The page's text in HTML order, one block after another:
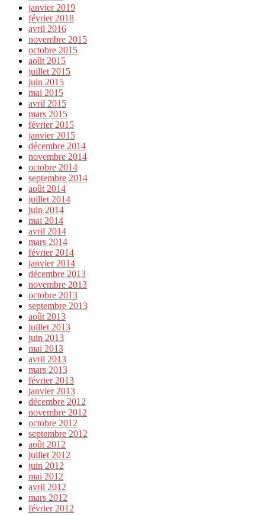
janvier 2019
février 2018
avril 2016
novembre 2015
octobre 2015
août 2015
juillet 2015
juin 2015
mai 2015
avril 2015
mars 2015
février 2015
janvier 2015
décembre 2014
novembre 2014
octobre 2014
septembre 2014
août 2014
juillet 2014
juin 2014
mai 2014
avril 2014
mars 2014
février 2014
janvier 2014
décembre 2013
novembre 2013
octobre 2013
septembre 2013
août 2013
juillet 2013
juin 2013
mai 2013
avril 2013
mars 2013
février 2013
janvier 2013
décembre 2012
novembre 2012
octobre 2012
septembre 2012
août 2012
juillet 2012
juin 2012
mai 2012
avril 2012
mars 2012
février 2012